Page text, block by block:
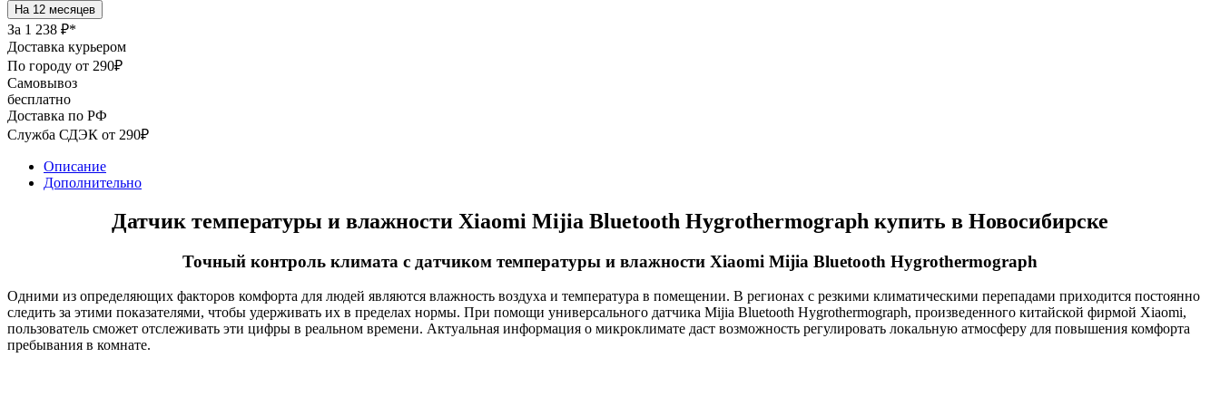
За 1 238 ₽*
Доставка курьером
По городу от 290₽
Самовывоз
бесплатно
Доставка по РФ
Служба СДЭК от 290₽
Описание
Дополнительно
Датчик температуры и влажности Xiaomi Mijia Bluetooth Hygrothermograph купить в Новосибирске
Точный контроль климата с датчиком температуры и влажности Xiaomi Mijia Bluetooth Hygrothermograph
Одними из определяющих факторов комфорта для людей являются влажность воздуха и температура в помещении. В регионах с резкими климатическими перепадами приходится постоянно
следить за этими показателями, чтобы удерживать их в пределах нормы. При помощи универсального датчика Mijia Bluetooth Hygrothermograph, произведенного китайской фирмой Xiaomi,
пользователь сможет отслеживать эти цифры в реальном времени. Актуальная информация о микроклимате даст возможность регулировать локальную атмосферу для повышения комфорта
пребывания в комнате.